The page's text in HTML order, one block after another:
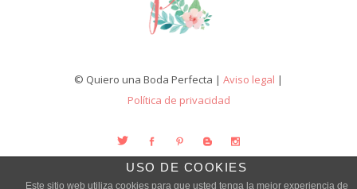
© Quiero una Boda Perfecta | Aviso legal |
Política de privacidad
USO DE COOKIES
Este sitio web utiliza cookies para que usted tenga la mejor experiencia de